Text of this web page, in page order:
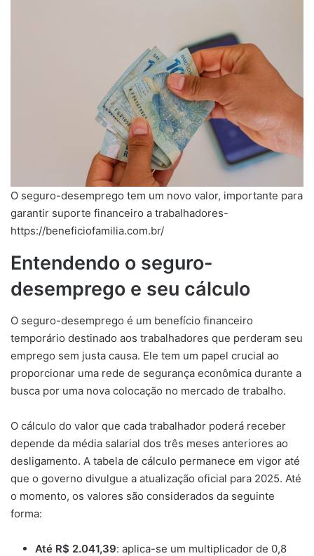
O seguro-desemprego tem um novo valor, importante para
garantir suporte financeiro a trabalhadores-
https://beneficiofamilia.com.br/
Entendendo o seguro-
desemprego e seu cálculo
O seguro-desemprego é um benefício financeiro
temporário destinado aos trabalhadores que perderam seu
emprego sem justa causa. Ele tem um papel crucial ao
proporcionar uma rede de segurança econômica durante a
busca por uma nova colocação no mercado de trabalho.
O cálculo do valor que cada trabalhador poderá receber
depende da média salarial dos três meses anteriores ao
desligamento. A tabela de cálculo permanece em vigor até
que o governo divulgue a atualização oficial para 2025. Até
o momento, os valores são considerados da seguinte
forma:
Até R$ 2.041,39: aplica-se um multiplicador de 0,8